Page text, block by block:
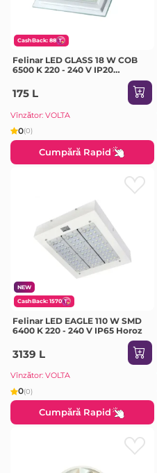
CashBack: 88
Felinar LED GLASS 18 W COB
6500 K 220 - 240 V IP20
175 L
Vînzător: VOLTA
0(0)
Cumpără Rapid
NEW
CashBack: 1570
Felinar LED EAGLE 110 W SMD
6400 K 220 - 240 V IP65 Horoz
3139 L
Vînzător: VOLTA
0(0)
Cumpără Rapid